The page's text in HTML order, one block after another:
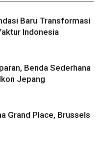
Baru Transformasi
Indonesia
Benda Sederhana
Jepang
Grand Place, Brussels